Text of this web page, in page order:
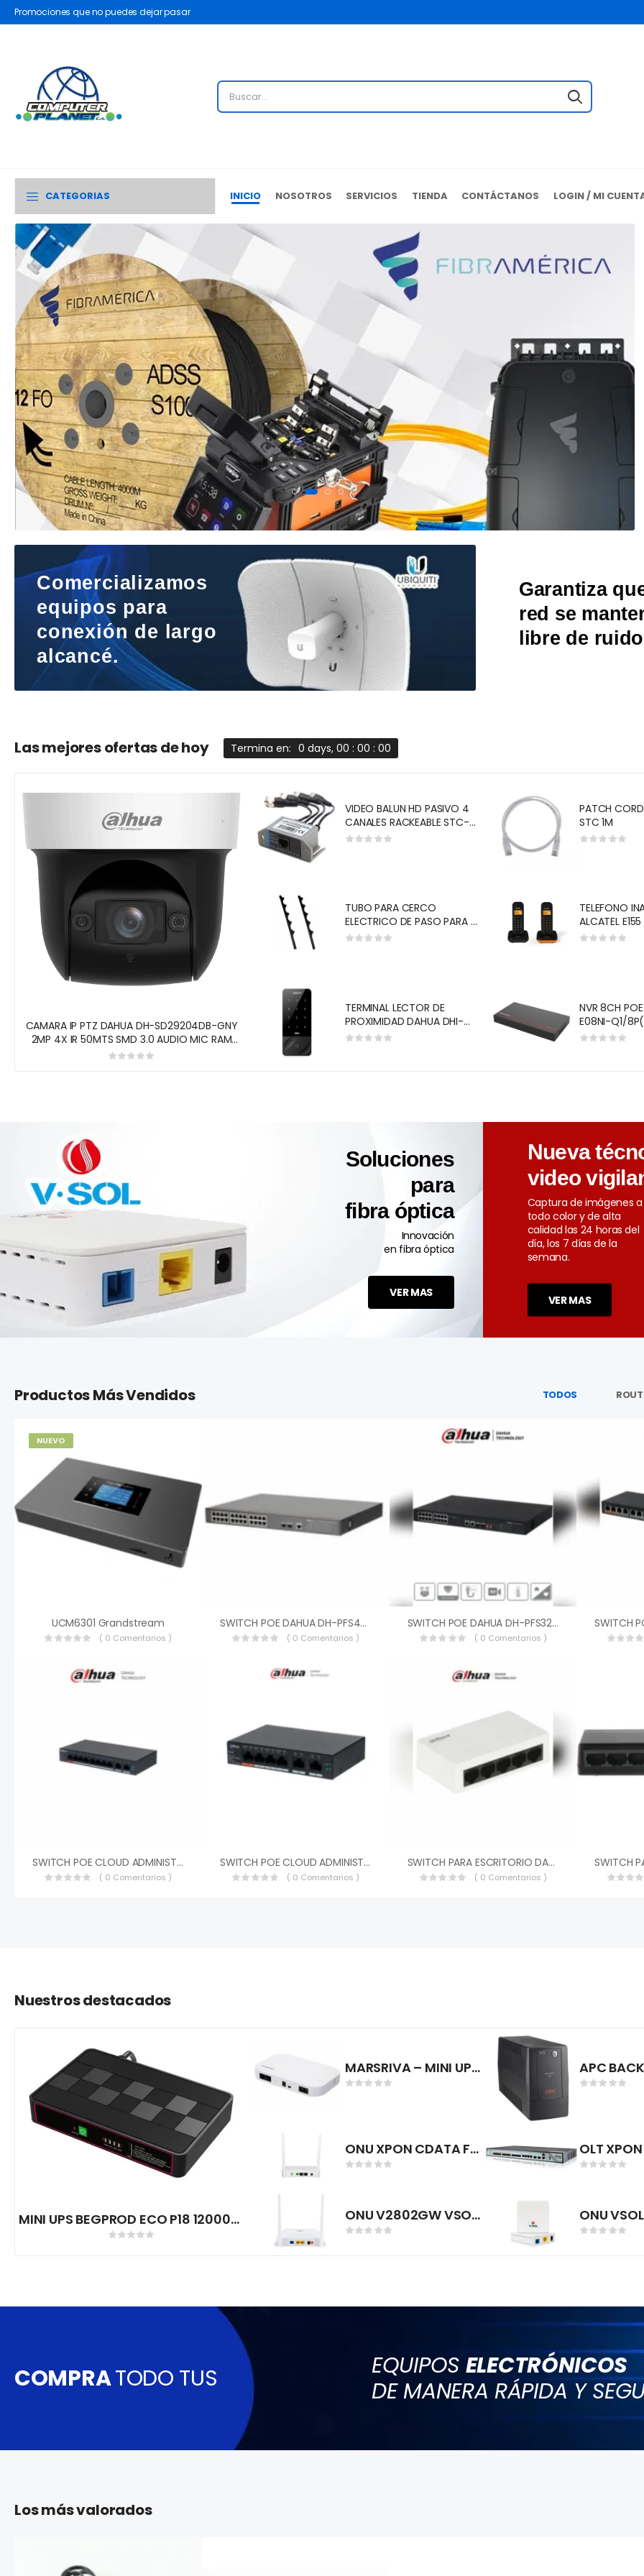
Promociones que no puedes dejar pasar
CATEGORIAS INICIO NOSOTROS SERVICIOS TIENDA CONTÁCTANOS LOGIN / MI
Donde la tecnología cobra vida.
Comercializamos
equipos para
conexión de largo
alcancé.
Garantiza
red se
libre de
Las mejores ofertas de hoy Termina en: 0 days, 00 : 00 : 00
CAMARA IP PTZ DAHUA DH-SD29204DB-GNY
2MP 4X IR 50MTS SMD 3.0 AUDIO MIC RAM
512MB LENTE 2.8MM – 12MM 1X ETHERNET POE
VIDEO BALUN HD PASIVO 4
CANALES RACKEABLE STC-
VB04CH-RACK
PATCH
STC 1M
TUBO PARA CERCO
ELECTRICO DE PASO PARA 5
LINEAS CON AISLADOR
TELEFONO
ALCATEL
LLAMADAS/
TERMINAL LECTOR DE
PROXIMIDAD DAHUA DHI-
ASI1201E CON TECLADO +
NVR 8CH
E08NI-Q1/
ACUSENSE
Soluciones
para
fibra óptica
Innovación
en fibra óptica
VER MAS
Nueva
video
Captura de imágenes a
todo color y de alta
calidad las 24 horas del
día, los 7 días de la
semana.
VER MAS
Productos Más Vendidos
NUEVO
UCM6301 Grandstream
( 0 Comentarios )
SWITCH POE DAHUA DH-PFS4226-24GT-240 24 PUERTOS POE GIGABIT 802.3AF/AT 2X SFP ADMINISTRABLE CAPA 2 240W TOTALES POE HI-POE 60W DH-PFS4226-24GT-240
( 0 Comentarios )
SWITCH POE DAHUA DH-PFS3218-16ET-135 16 PUERTOS ETHERNET 2X SFP POE INTELIGENTE LARGA DISTANCIA 250M CAPA 2 100V–240V 135W DH-PFS3218-16ET-135
( 0 Comentarios )
SWITCH POE CLOUD ADMINISTRABLE DAHUA CS4010-8GT-110 10 PUERTOS POE GIGABIT CAPA 2 METALICO IEEE802.3AF, IEEE802.3AT 110W CS4010-8GT-110
( 0 Comentarios )
SWITCH POE CLOUD ADMINISTRABLE DAHUA CS4006-4GT-60 6 PUERTOS POE GIGABIT CAPA 2 METALICO IEEE802.3AF, IEEE802.3AT 60W CS4006-4GT-60
( 0 Comentarios )
SWITCH PARA ESCRITORIO DAHUA DH-PFS3005-5ET-L 5 PUERTOS FAST ETHERNET 10/100 DISEÑO COMPACTO CAPA 2 SWITCHING DH-PFS3005-5ET-L
( 0 Comentarios )
Nuestros destacados
MINI UPS BEGPROD ECO P18 12000MH 1X 5V 1X 9V 1X 12V 1X USB 1X LAN/POE 110V/240V
MARSRIVA – MINI UPS KP2 – 10000MAH / 18W
ONU XPON CDATA FD702XW-X-R461 1X GPON 1X ETHERNET GIGABIT 1X CATV WIFI 2,4GHZ 2X ANTENAS 5DBI DHCP/STATIC/PPPOE/VLAN ROUTER 802.11N 300MBPS
ONU V2802GW VSOL 1GE+1FE GPON XPON SC/UPC WI-FI DOBLE ANTENA 2.4GHZ FCC
COMPRATODO TUS EQUIPOS ELECTRÓNICOS
DE MANERA RÁPIDA Y
Los más valorados